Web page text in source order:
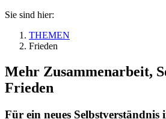
Sie sind hier:
THEMEN
Frieden
Mehr Zusammenarbeit,
Frieden
Für ein neues